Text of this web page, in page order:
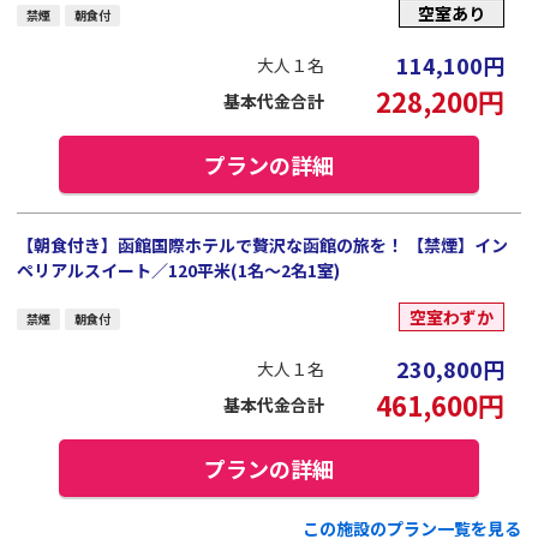
禁煙 朝食付 空室あり
大人１名 114,100円
基本代金合計 228,200円
プランの詳細
【朝食付き】函館国際ホテルで贅沢な函館の旅を！ 【禁煙】イン
ペリアルスイート／120平米(1名～2名1室)
禁煙 朝食付 空室わずか
大人１名 230,800円
基本代金合計 461,600円
プランの詳細
この施設のプラン一覧を見る